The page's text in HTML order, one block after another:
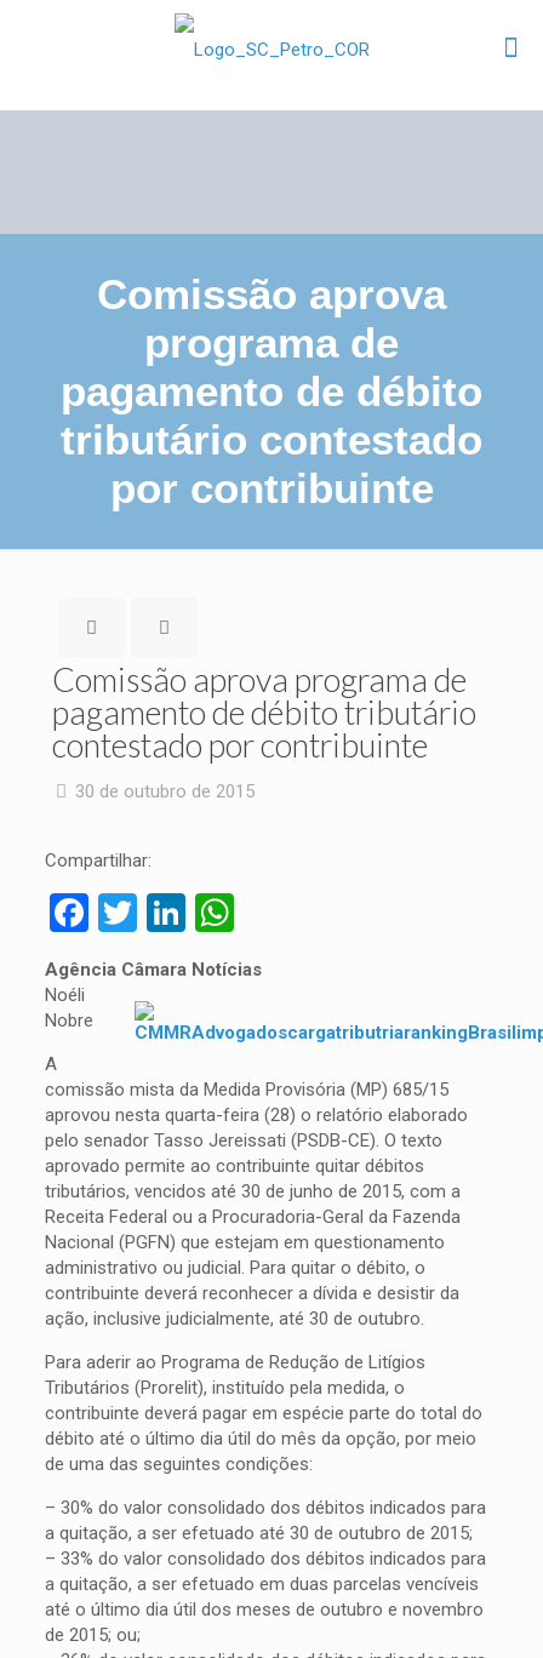
Comissão aprova
programa de
pagamento de débito
tributário contestado
por contribuinte
Comissão aprova programa de
pagamento de débito tributário
contestado por contribuinte
30 de outubro de 2015
Compartilhar:
Facebook
TwitterLinkedIn
WhatsApp
Agência Câmara Notícias
Noéli
Nobre
A
comissão mista da Medida Provisória (MP) 685/15
aprovou nesta quarta-feira (28) o relatório elaborado
pelo senador Tasso Jereissati (PSDB-CE). O texto
aprovado permite ao contribuinte quitar débitos
tributários, vencidos até 30 de junho de 2015, com a
Receita Federal ou a Procuradoria-Geral da Fazenda
Nacional (PGFN) que estejam em questionamento
administrativo ou judicial. Para quitar o débito, o
contribuinte deverá reconhecer a dívida e desistir da
ação, inclusive judicialmente, até 30 de outubro.
Para aderir ao Programa de Redução de Litígios
Tributários (Prorelit), instituído pela medida, o
contribuinte deverá pagar em espécie parte do total do
débito até o último dia útil do mês da opção, por meio
de uma das seguintes condições:
– 30% do valor consolidado dos débitos indicados para
a quitação, a ser efetuado até 30 de outubro de 2015;
– 33% do valor consolidado dos débitos indicados para
a quitação, a ser efetuado em duas parcelas vencíveis
até o último dia útil dos meses de outubro e novembro
de 2015; ou;